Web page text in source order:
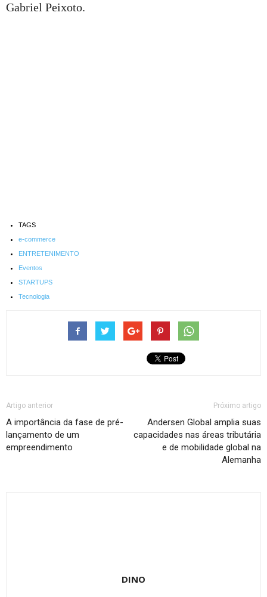
Gabriel Peixoto.
TAGS
e-commerce
ENTRETENIMENTO
Eventos
STARTUPS
Tecnologia
Artigo anterior
A importância da fase de pré-
lançamento de um
empreendimento
Próximo artigo
Andersen Global amplia suas
capacidades nas áreas tributária
e de mobilidade global na
Alemanha
DINO